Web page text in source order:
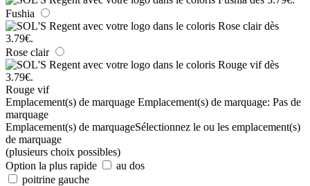
Fushia
Rose clair
Rouge vif
Emplacement(s) de marquage Emplacement(s) de marquage: Pas de
marquage
Emplacement(s) de marquageSélectionnez le ou les emplacement(s)
de marquage
(plusieurs choix possibles)
Option la plus rapide
au dos
poitrine gauche